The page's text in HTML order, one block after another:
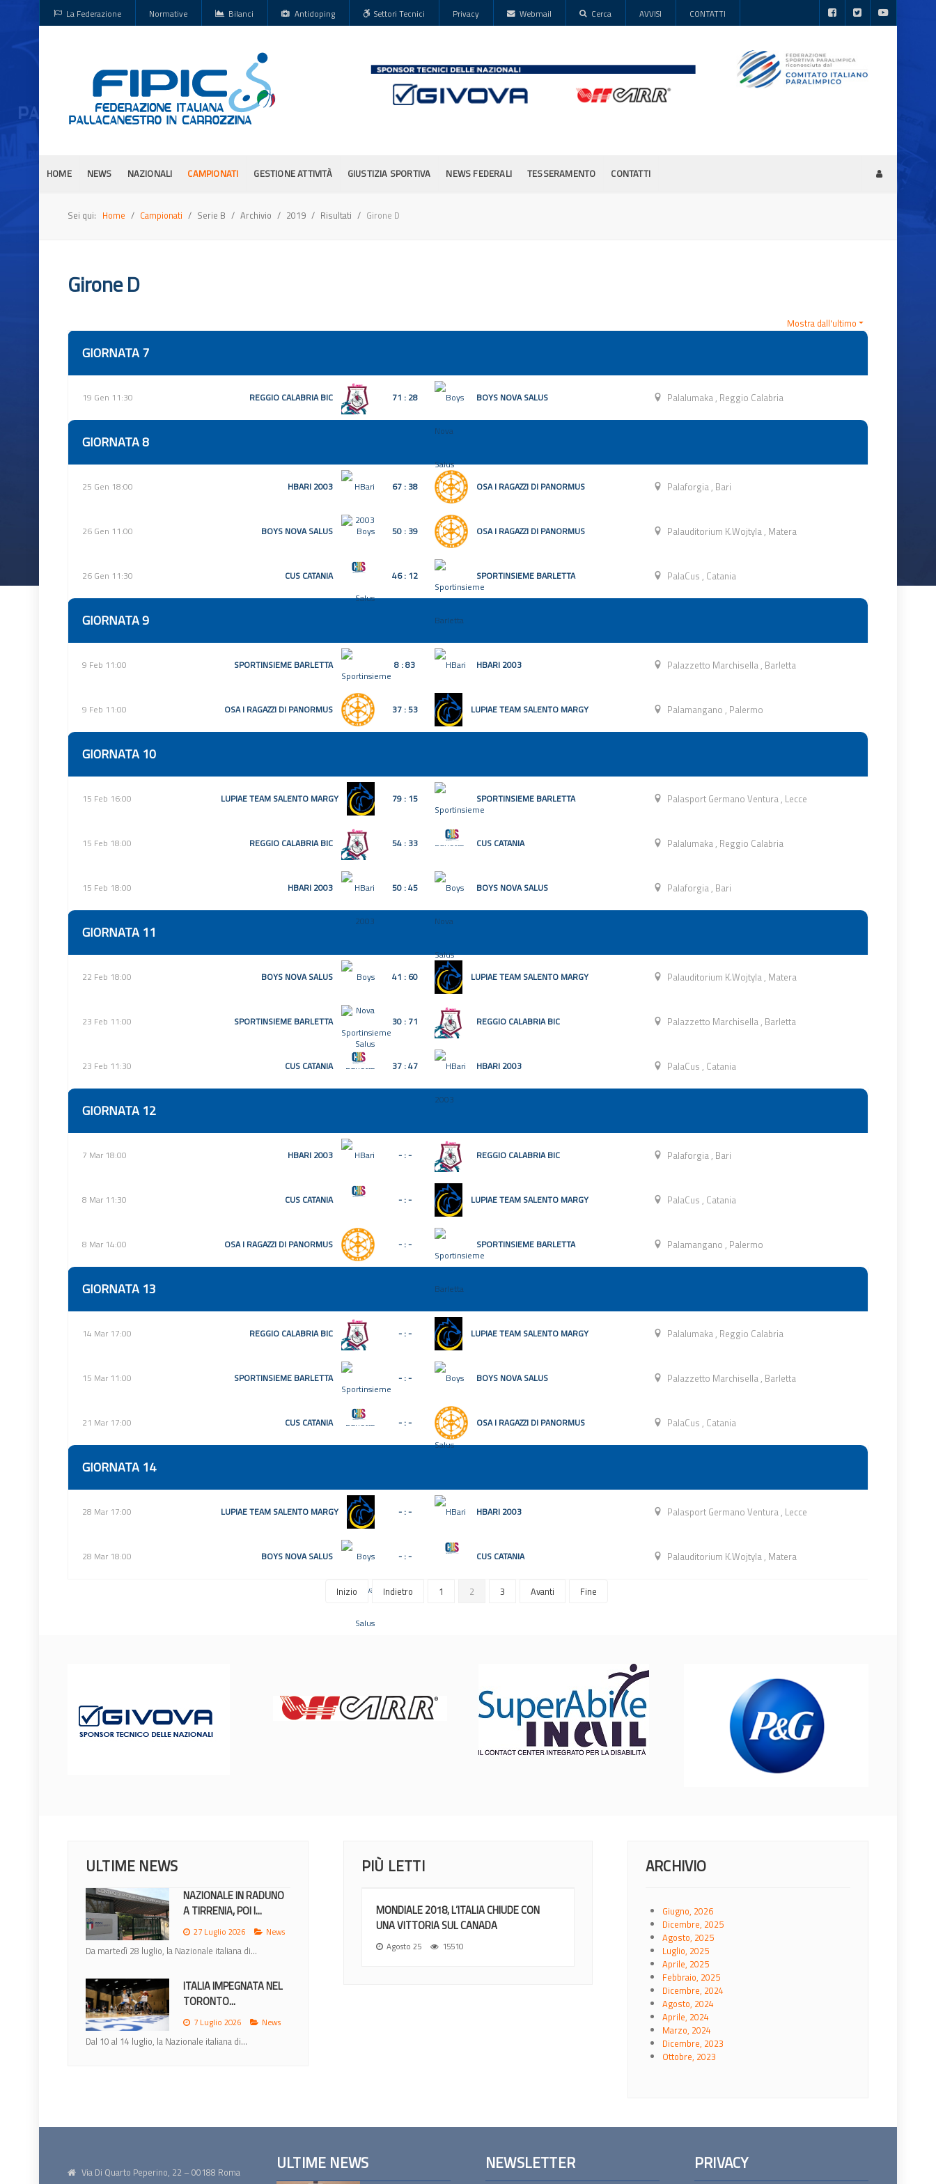
La Federazione Normative Bilanci Antidoping Settori Tecnici Privacy Webmail Cerca AVVISI CONTATTI
HOME NEWS NAZIONALI CAMPIONATI GESTIONE ATTIVITÀ GIUSTIZIA SPORTIVA NEWS FEDERALI TESSERAMENTO CONTATTI
Sei qui: Home Campionati Serie B Archivio 2019 Risultati Girone D
Girone D
Mostra dall'ultimo
GIORNATA 7
19 Gen 11:30 REGGIO CALABRIA BIC 71 : 28 BOYS NOVA SALUS Palalumaka, Reggio Calabria
GIORNATA 8
25 Gen 18:00 HBARI 2003 67 : 38 OSA I RAGAZZI DI PANORMUS Palaforgia, Bari
26 Gen 11:00 BOYS NOVA SALUS 50 : 39 OSA I RAGAZZI DI PANORMUS Palauditorium K.Wojtyla, Matera
26 Gen 11:30 CUS CATANIA 46 : 12 SPORTINSIEME BARLETTA PalaCus, Catania
GIORNATA 9
9 Feb 11:00 SPORTINSIEME BARLETTA 8 : 83 HBARI 2003 Palazzetto Marchisella, Barletta
9 Feb 11:00 OSA I RAGAZZI DI PANORMUS 37 : 53 LUPIAE TEAM SALENTO MARGY Palamangano, Palermo
GIORNATA 10
15 Feb 16:00 LUPIAE TEAM SALENTO MARGY 79 : 15 SPORTINSIEME BARLETTA Palasport Germano Ventura, Lecce
15 Feb 18:00 REGGIO CALABRIA BIC 54 : 33 CUS CATANIA Palalumaka, Reggio Calabria
15 Feb 18:00 HBARI 2003 50 : 45 BOYS NOVA SALUS Palaforgia, Bari
GIORNATA 11
22 Feb 18:00 BOYS NOVA SALUS 41 : 60 LUPIAE TEAM SALENTO MARGY Palauditorium K.Wojtyla, Matera
23 Feb 11:00 SPORTINSIEME BARLETTA 30 : 71 REGGIO CALABRIA BIC Palazzetto Marchisella, Barletta
23 Feb 11:30 CUS CATANIA 37 : 47 HBARI 2003 PalaCus, Catania
GIORNATA 12
7 Mar 18:00 HBARI 2003 - : - REGGIO CALABRIA BIC Palaforgia, Bari
8 Mar 11:30 CUS CATANIA - : - LUPIAE TEAM SALENTO MARGY PalaCus, Catania
8 Mar 14:00 OSA I RAGAZZI DI PANORMUS - : - SPORTINSIEME BARLETTA Palamangano, Palermo
GIORNATA 13
14 Mar 17:00 REGGIO CALABRIA BIC - : - LUPIAE TEAM SALENTO MARGY Palalumaka, Reggio Calabria
15 Mar 11:00 SPORTINSIEME BARLETTA - : - BOYS NOVA SALUS Palazzetto Marchisella, Barletta
21 Mar 17:00 CUS CATANIA - : - OSA I RAGAZZI DI PANORMUS PalaCus, Catania
GIORNATA 14
28 Mar 17:00 LUPIAE TEAM SALENTO MARGY - : - HBARI 2003 Palasport Germano Ventura, Lecce
28 Mar 18:00 BOYS NOVA SALUS - : - CUS CATANIA Palauditorium K.Wojtyla, Matera
Inizio Indietro 1 2 3 Avanti Fine
ULTIME NEWS
MONDIALI 2026: IL
CALENDARIO DEGLI...
23 Giugno 2026 News
Lunedì 22 giugno la IWBF (International Weechair...
MONDIALI 2026: ITALIA
NEL GRUPPO A CON...
12 Giugno 2026 News
Nel sorteggio di Ottawa gli azzurri inseriti nel
PIÙ LETTI
MONDIALE 2018, L’ITALIA CHIUDE CON
UNA VITTORIA SUL CANADA
Agosto 25 15510
ARCHIVIO
Giugno, 2026
Dicembre, 2025
Agosto, 2025
Luglio, 2025
Aprile, 2025
Febbraio, 2025
Dicembre, 2024
Agosto, 2024
Aprile, 2024
Marzo, 2024
Dicembre, 2023
Ottobre, 2023
Via Di Quarto Peperino, 22 – 00188 Roma
ULTIME NEWS NEWSLETTER PRIVACY